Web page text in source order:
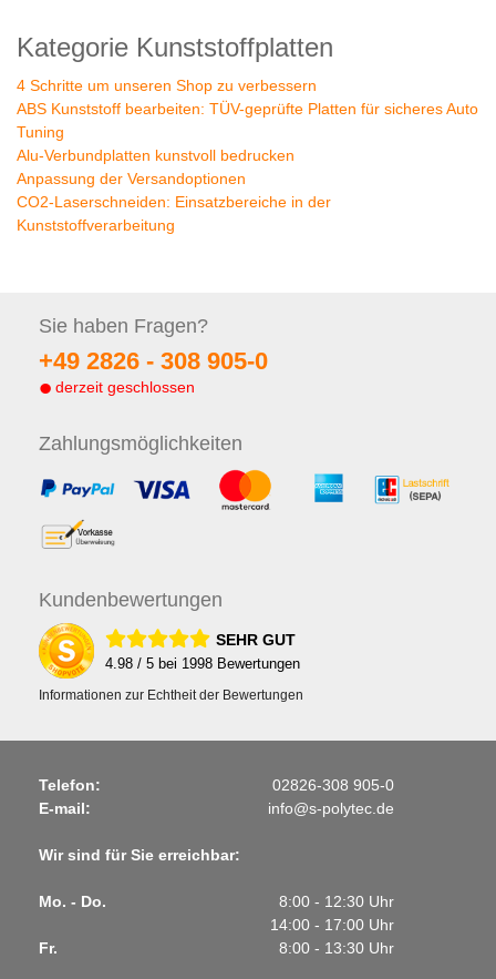
Kategorie Kunststoffplatten
4 Schritte um unseren Shop zu verbessern
ABS Kunststoff bearbeiten: TÜV-geprüfte Platten für sicheres Auto
Tuning
Alu-Verbundplatten kunstvoll bedrucken
Anpassung der Versandoptionen
CO2-Laserschneiden: Einsatzbereiche in der
Kunststoffverarbeitung
Sie haben Fragen?
+49 2826 - 308 905-0
derzeit geschlossen
Zahlungsmöglichkeiten
Kundenbewertungen
SEHR GUT
4.98 / 5 bei 1998 Bewertungen
Informationen zur Echtheit der Bewertungen
Telefon:
02826-308 905-0
E-mail:
info@s-polytec.de
Wir sind für Sie erreichbar:
Mo. - Do.
8:00 - 12:30 Uhr
14:00 - 17:00 Uhr
Fr.
8:00 - 13:30 Uhr